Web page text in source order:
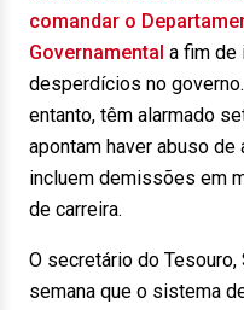
comandar o
Governamental a fim de
desperdícios no
entanto, têm alarmado
apontam haver abuso
incluem demissões em
de carreira.
O secretário do
semana que o sistema